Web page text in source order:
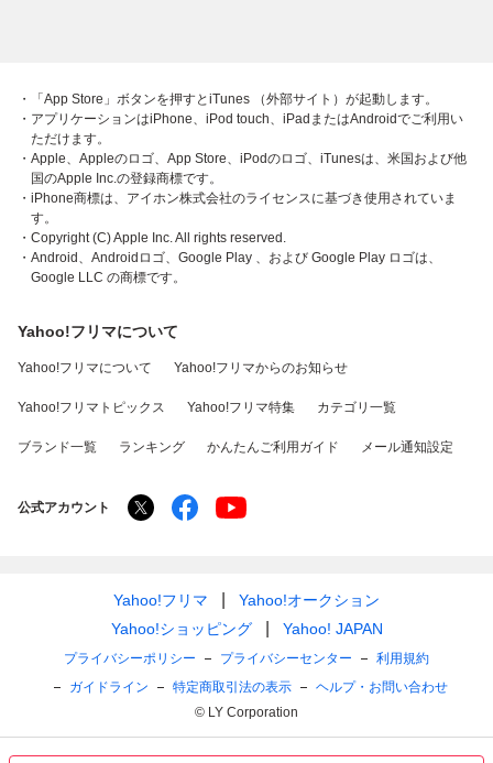
・「App Store」ボタンを押すとiTunes （外部サイト）が起動します。
・アプリケーションはiPhone、iPod touch、iPadまたはAndroidでご利用い
ただけます。
・Apple、Appleのロゴ、App Store、iPodのロゴ、iTunesは、米国および他
国のApple Inc.の登録商標です。
・iPhone商標は、アイホン株式会社のライセンスに基づき使用されていま
す。
・Copyright (C) Apple Inc. All rights reserved.
・Android、Androidロゴ、Google Play 、および Google Play ロゴは、
Google LLC の商標です。
Yahoo!フリマについて
Yahoo!フリマについて Yahoo!フリマからのお知らせ
Yahoo!フリマトピックス Yahoo!フリマ特集 カテゴリ一覧
ブランド一覧 ランキング かんたんご利用ガイド メール通知設定
公式アカウント
Yahoo!フリマ
Yahoo!オークション
Yahoo!ショッピング
Yahoo! JAPAN
プライバシーポリシー プライバシーセンター
利用規約
ガイドライン
特定商取引法の表示
ヘルプ・お問い合わせ
© LY Corporation